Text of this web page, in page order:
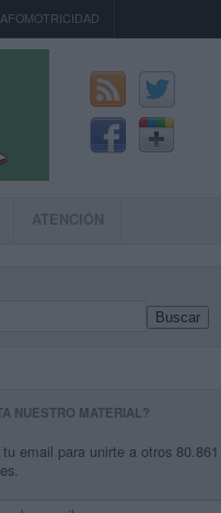
ATENCIÓN
Buscar
NUESTRO MATERIAL?
email para unirte a otros 80.861